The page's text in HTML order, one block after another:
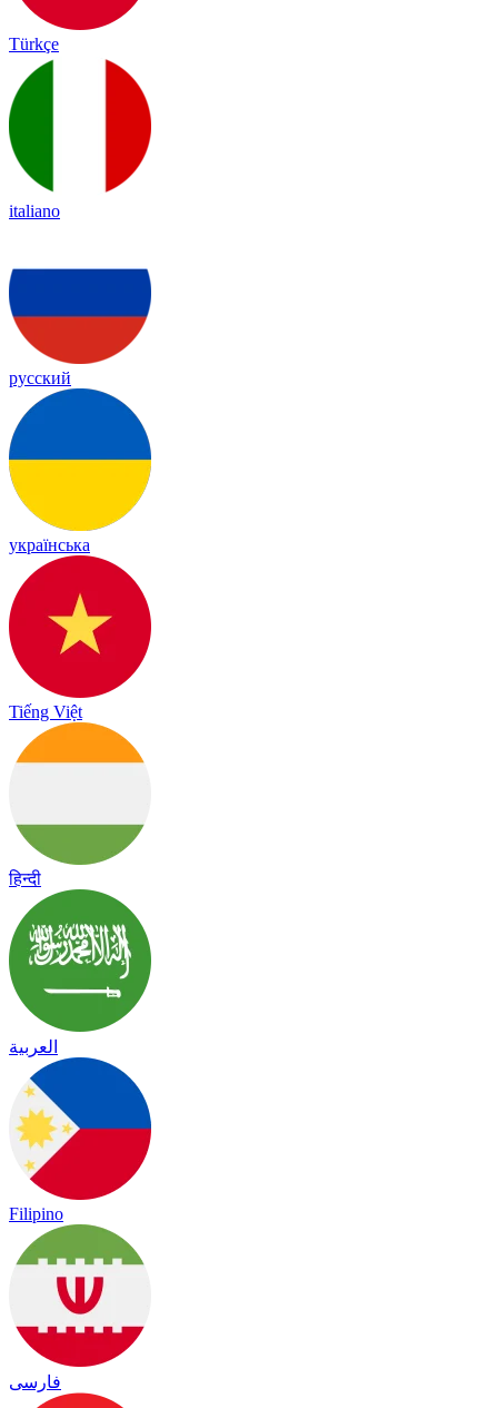
Türkçe
italiano
русский
українська
Tiếng Việt
हिन्दी
العربية
Filipino
فارسی